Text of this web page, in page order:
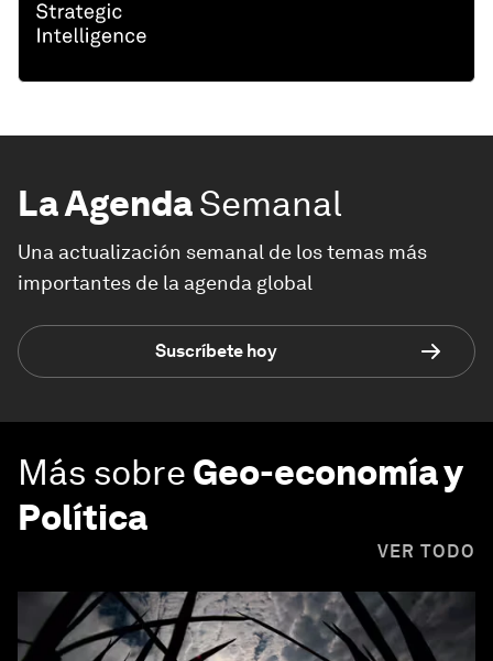
La AgendaSemanal
Una actualización semanal de los temas más
importantes de la agenda global
Suscríbete hoy
Más sobre Geo-economía y
Política
VER TODO